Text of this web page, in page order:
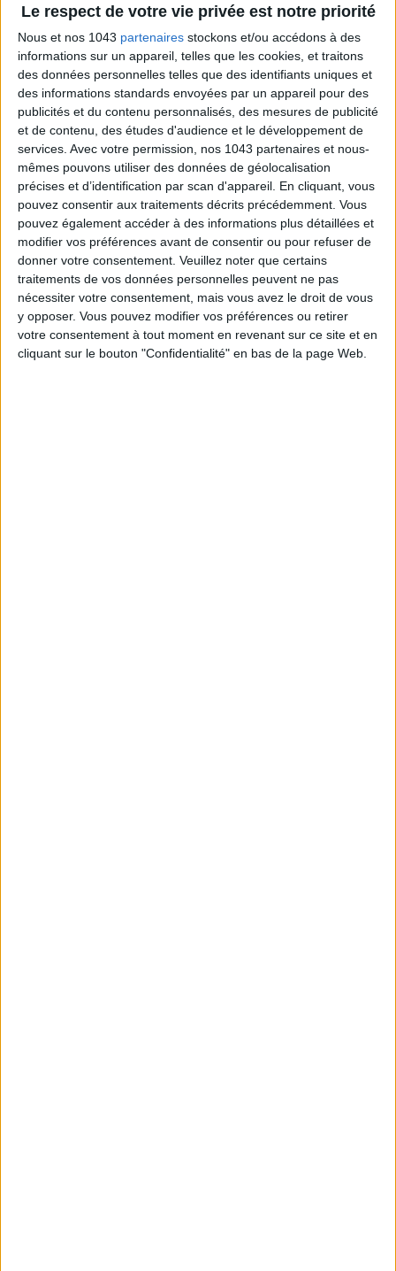
Le respect de votre vie privée est notre priorité
Nous et nos 1043 partenaires stockons et/ou accédons à des
informations sur un appareil, telles que les cookies, et traitons
des données personnelles telles que des identifiants uniques et
des informations standards envoyées par un appareil pour des
publicités et du contenu personnalisés, des mesures de publicité
et de contenu, des études d'audience et le développement de
services. Avec votre permission, nos 1043 partenaires et nous-
mêmes pouvons utiliser des données de géolocalisation
précises et d’identification par scan d'appareil. En cliquant, vous
pouvez consentir aux traitements décrits précédemment. Vous
pouvez également accéder à des informations plus détaillées et
modifier vos préférences avant de consentir ou pour refuser de
donner votre consentement. Veuillez noter que certains
traitements de vos données personnelles peuvent ne pas
nécessiter votre consentement, mais vous avez le droit de vous
y opposer. Vous pouvez modifier vos préférences ou retirer
votre consentement à tout moment en revenant sur ce site et en
cliquant sur le bouton "Confidentialité" en bas de la page Web.
Inscrivez-vous à notre newsletter
S'INSCRIRE